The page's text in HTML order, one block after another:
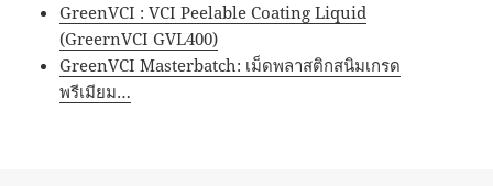
GreenVCI : VCI Peelable Coating Liquid
(GreernVCI GVL400)
GreenVCI Masterbatch: เม็ดพลาสติกสนิมเกรด
พรีเมียม…